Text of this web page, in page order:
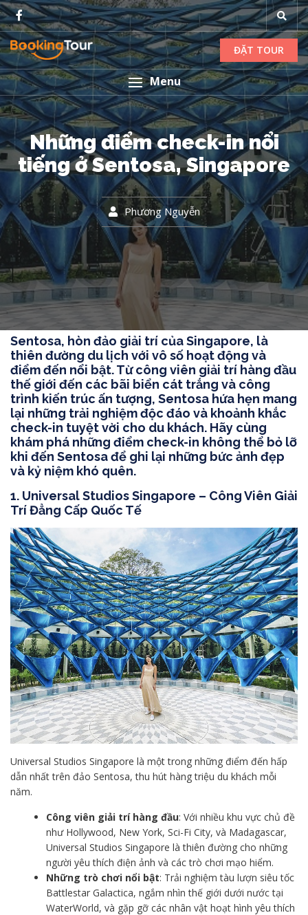
ĐẶT TOUR
Menu
Những điểm check-in nổi
tiếng ở Sentosa, Singapore
Phương Nguyễn
Sentosa, hòn đảo giải trí của Singapore, là
thiên đường du lịch với vô số hoạt động và
điểm đến nổi bật. Từ công viên giải trí hàng đầu
thế giới đến các bãi biển cát trắng và công
trình kiến trúc ấn tượng, Sentosa hứa hẹn mang
lại những trải nghiệm độc đáo và khoảnh khắc
check-in tuyệt vời cho du khách. Hãy cùng
khám phá những điểm check-in không thể bỏ lỡ
khi đến Sentosa để ghi lại những bức ảnh đẹp
và kỷ niệm khó quên.
1. Universal Studios Singapore – Công Viên Giải
Trí Đẳng Cấp Quốc Tế
Universal Studios Singapore là một trong những điểm đến hấp
dẫn nhất trên đảo Sentosa, thu hút hàng triệu du khách mỗi
năm.
Công viên giải trí hàng đầu: Với nhiều khu vực chủ đề
như Hollywood, New York, Sci-Fi City, và Madagascar,
Universal Studios Singapore là thiên đường cho những
người yêu thích điện ảnh và các trò chơi mạo hiểm.
Những trò chơi nổi bật: Trải nghiệm tàu lượn siêu tốc
Battlestar Galactica, ngắm nhìn thế giới dưới nước tại
WaterWorld, và gặp gỡ các nhân vật hoạt hình yêu thích